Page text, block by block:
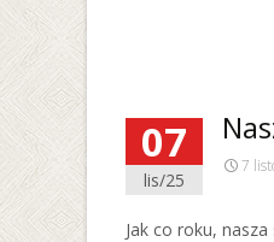
07
lis/25
7
Jak co roku,